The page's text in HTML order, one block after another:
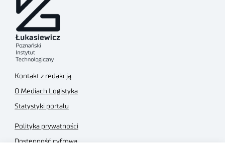
Kontakt z redakcją
O Mediach Logistyka
Statystyki portalu
Polityka prywatności
Dostępność cyfrowa